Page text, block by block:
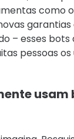
como
– esses
pessoas
usam